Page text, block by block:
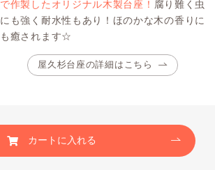
で作製したオリジナル木製台座！ 腐り難く虫
にも強く耐水性もあり！ほのかな木の香りに
も癒されます☆
屋久杉台座の詳細はこちら
カートに入れる